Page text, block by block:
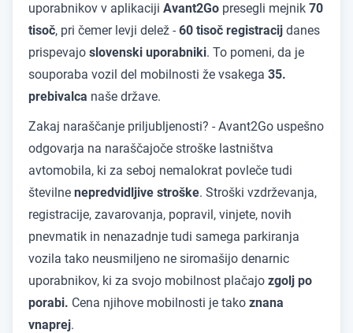
uporabnikov v aplikaciji Avant2Go presegli mejnik 70
tisoč, pri čemer levji delež - 60 tisoč registracij danes
prispevajo slovenski uporabniki. To pomeni, da je
souporaba vozil del mobilnosti že vsakega 35.
prebivalca naše države.
Zakaj naraščanje priljubljenosti? - Avant2Go uspešno
odgovarja na naraščajoče stroške lastništva
avtomobila, ki za seboj nemalokrat povleče tudi
številne nepredvidljive stroške. Stroški vzdrževanja,
registracije, zavarovanja, popravil, vinjete, novih
pnevmatik in nenazadnje tudi samega parkiranja
vozila tako neusmiljeno ne siromašijo denarnic
uporabnikov, ki za svojo mobilnost plačajo zgolj po
porabi. Cena njihove mobilnosti je tako znana
vnaprej.